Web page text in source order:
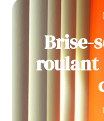
Brise-
roulant